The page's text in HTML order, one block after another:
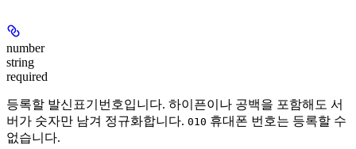
number
string
required
등록할 발신표기번호입니다. 하이픈이나 공백을 포함해도 서
버가 숫자만 남겨 정규화합니다. 010 휴대폰 번호는 등록할 수
없습니다.